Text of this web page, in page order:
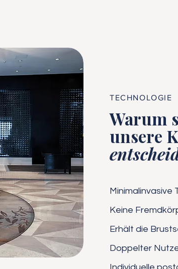
TECHNOLOGIE
Warum
unsere
Minimalinvasive
Keine
Erhält die
Doppelter